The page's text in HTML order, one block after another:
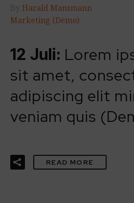
Harald Mansmann
Marketing (Demo)
12 Juli: Lorem
sit amet,
adipiscing elit
veniam quis
READ MORE